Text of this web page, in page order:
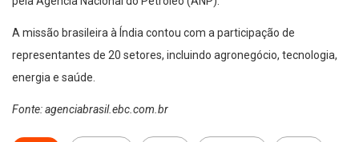
A missão brasileira à Índia contou com a participação de
representantes de 20 setores, incluindo agronegócio, tecnologia,
energia e saúde.
Fonte: agenciabrasil.ebc.com.br